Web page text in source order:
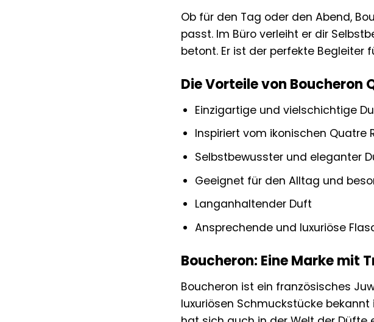
Ob für den Tag oder den Abend,
passt. Im Büro verleiht er dir
betont. Er ist der perfekte Begleiter
Die Vorteile von Boucheron
Einzigartige und vielschichtige
Inspiriert vom ikonischen Quatre
Selbstbewusster und eleganter
Geeignet für den Alltag und
Langanhaltender Duft
Ansprechende und luxuriöse
Boucheron: Eine Marke mit
Boucheron ist ein französisches
luxuriösen Schmuckstücke bekannt